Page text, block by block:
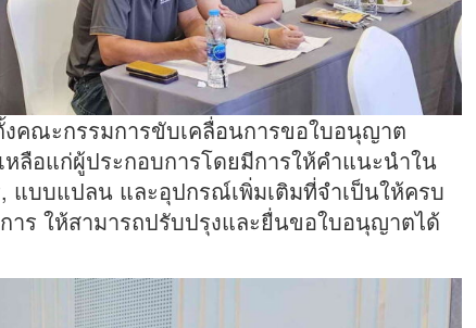
คณะกรรมการขับเคลื่อนการขอใบอนุญาต
ลือแก่ผู้ประกอบการโดยมีการให้คำแนะนำใน
แบบแปลน และอุปกรณ์เพิ่มเติมที่จำเป็นให้ครบ
าร ให้สามารถปรับปรุงและยื่นขอใบอนุญาตได้